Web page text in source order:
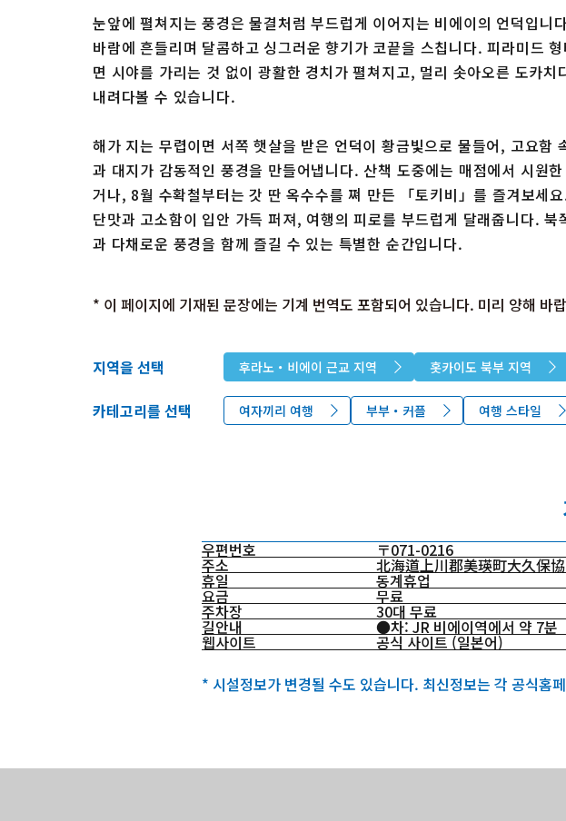
눈앞에 펼쳐지는 풍경은 물결처럼 부드럽게 이어지는 비에이의 언덕입니
바람에 흔들리며 달콤하고 싱그러운 향기가 코끝을 스칩니다. 피라미드
면 시야를 가리는 것 없이 광활한 경치가 펼쳐지고, 멀리 솟아오른 도카치
내려다볼 수 있습니다.
해가 지는 무렵이면 서쪽 햇살을 받은 언덕이 황금빛으로 물들어, 고요함
과 대지가 감동적인 풍경을 만들어냅니다. 산책 도중에는 매점에서 시원
거나, 8월 수확철부터는 갓 딴 옥수수를 쪄 만든 「토키비」를 즐겨보세
단맛과 고소함이 입안 가득 퍼져, 여행의 피로를 부드럽게 달래줍니다. 북
과 다채로운 풍경을 함께 즐길 수 있는 특별한 순간입니다.
* 이 페이지에 기재된 문장에는 기계 번역도 포함되어 있습니다. 미리 양해 바
지역을 선택 후라노・비에이 근교 지역 홋카이도 북부 지역
카테고리를 선택 여자끼리 여행 부부・커플 여행 스타일
우편번호 〒071-0216
주소 北海道上川郡美瑛町大久保
휴일 동계휴업
요금 무료
주차장 30대 무료
길안내 ●차: JR 비에이역에서 약 7분
웹사이트
공식 사이트 (일본어)
* 시설정보가 변경될 수도 있습니다. 최신정보는 각 공식홈